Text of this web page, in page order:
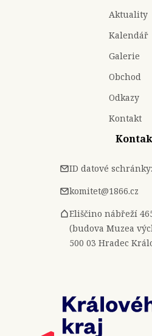
Aktuality
Kalendář
Galerie
Obchod
Odkazy
Kontakt
ID datové
komitet@1866.cz
Eliščino nábřeží
(budova Muzea
500 03 Hradec